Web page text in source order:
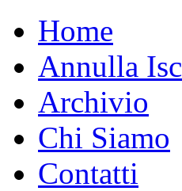
Home
Annulla
Archivio
Chi Siamo
Contatti